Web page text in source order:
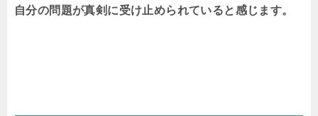
自分の問題が真剣に受け止められていると感じます。